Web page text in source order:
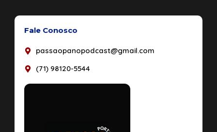
Fale Conosco
passaopanopodcast@gmail.com
(71) 98120-5544